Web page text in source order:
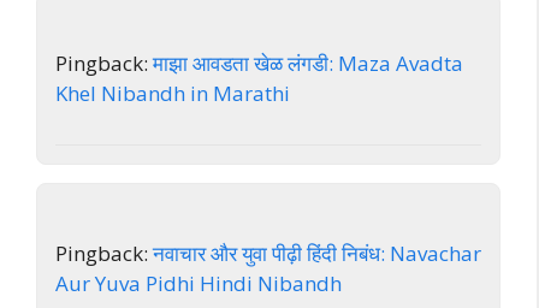
Pingback:माझा आवडता खेळ लंगडी: Maza Avadta
Khel Nibandh in Marathi
Pingback:नवाचार और युवा पीढ़ी हिंदी निबंध: Navachar
Aur Yuva Pidhi Hindi Nibandh